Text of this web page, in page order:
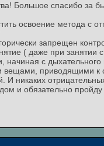
Большое спасибо за
освоение метода с
запрещен
( даже при
начиная с
приводящими к
И никаких
и обязательно